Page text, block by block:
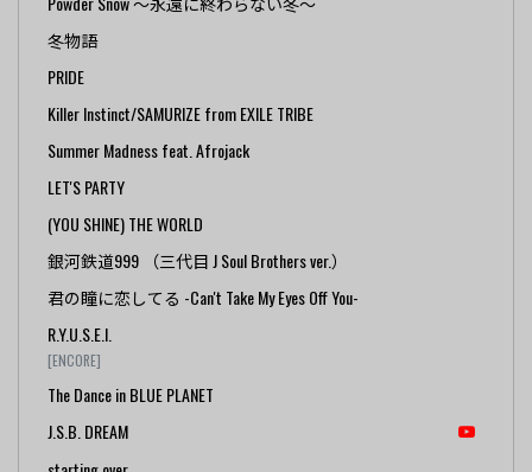
冬物語
PRIDE
Killer Instinct/SAMURIZE from EXILE TRIBE
Summer Madness feat. Afrojack
LET'S PARTY
(YOU SHINE) THE WORLD
銀河鉄道999 （三代目 J Soul Brothers ver.）
君の瞳に恋してる -Can't Take My Eyes Off You-
R.Y.U.S.E.I.
[ENCORE]
The Dance in BLUE PLANET
J.S.B. DREAM